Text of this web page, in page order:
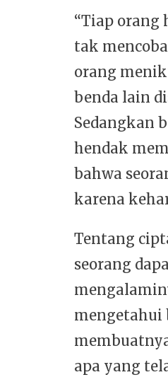
“Tiap orang
tak
orang
benda lain
Sedangkan
hendak
bahwa
karena
Tentang
seorang
mengetahui
apa yang